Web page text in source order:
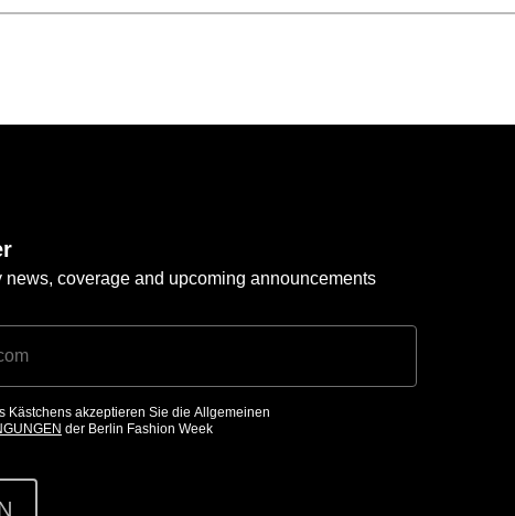
news, coverage and upcoming announcements
Kästchens akzeptieren Sie die Allgemeinen
der Berlin Fashion Week